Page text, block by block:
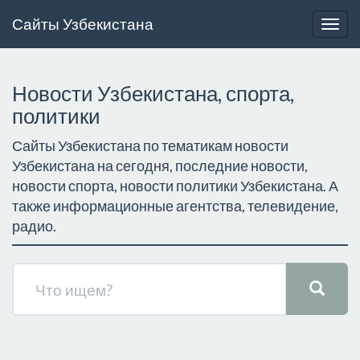
Сайты Узбекистана
Новости Узбекистана, спорта,
политики
Сайты Узбекистана по тематикам новости
Узбекистана на сегодня, последние новости,
новости спорта, новости политики Узбекистана. А
также информационные агентства, телевидение,
радио.